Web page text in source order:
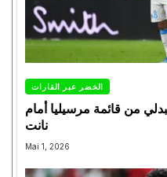
الخضر عبر القارات
من قائمة مرسيليا أمام
نانت
Mai 1, 2026